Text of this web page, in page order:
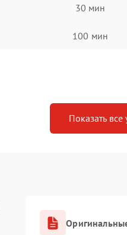
30 мин
100 мин
Показать все